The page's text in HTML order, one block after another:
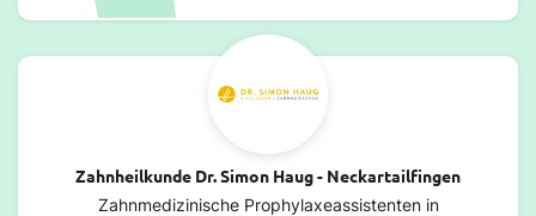
Zahnheilkunde Dr. Simon Haug - Neckartailfingen
Zahnmedizinische Prophylaxeassistenten in